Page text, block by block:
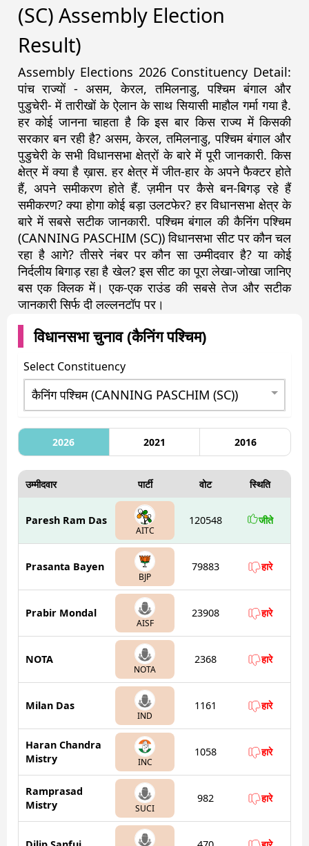
(SC) Assembly Election
Result)
Assembly Elections 2026 Constituency Detail:
पांच राज्यों - असम, केरल, तमिलनाडु, पश्चिम बंगाल और
पुडुचेरी- में तारीखों के ऐलान के साथ सियासी माहौल गर्मा गया है.
हर कोई जानना चाहता है कि इस बार किस राज्य में किसकी
सरकार बन रही है? असम, केरल, तमिलनाडु, पश्चिम बंगाल और
पुडुचेरी के सभी विधानसभा क्षेत्रों के बारे में पूरी जानकारी. किस
क्षेत्र में क्या है ख़ास. हर क्षेत्र में जीत-हार के अपने फैक्टर होते
हैं, अपने समीकरण होते हैं. ज़मीन पर कैसे बन-बिगड़ रहे हैं
समीकरण? क्या होगा कोई बड़ा उलटफेर? हर विधानसभा क्षेत्र के
बारे में सबसे सटीक जानकारी. पश्चिम बंगाल की कैनिंग पश्चिम
(CANNING PASCHIM (SC)) विधानसभा सीट पर कौन चल
रहा है आगे? तीसरे नंबर पर कौन सा उम्मीदवार है? या कोई
निर्दलीय बिगाड़ रहा है खेल? इस सीट का पूरा लेखा-जोखा जानिए
बस एक क्लिक में। एक-एक राउंड की सबसे तेज और सटीक
जानकारी सिर्फ दी लल्लनटॉप पर।
विधानसभा चुनाव (कैनिंग पश्चिम)
Select Constituency
2026 2021 2016
उम्मीदवार पार्टी वोट स्थिति
Paresh Ram Das
AITC
120548 जीते
Prasanta Bayen
BJP
79883 हारे
Prabir Mondal
AISF
23908 हारे
NOTA
NOTA
2368 हारे
Milan Das
IND
1161 हारे
Haran Chandra
Mistry
INC
1058 हारे
Ramprasad
Mistry
SUCI
982 हारे